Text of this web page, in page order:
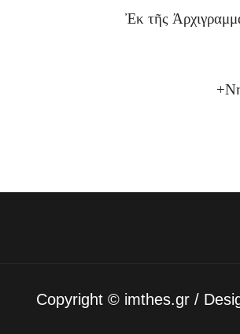
Ἐκ τῆς
Copyright © imthes.gr/